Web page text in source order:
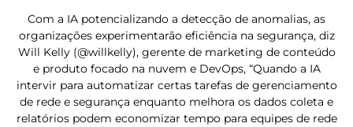
Com a IA potencializando a detecção de anomalias, as
organizações experimentarão eficiência na segurança, diz
Will Kelly (@willkelly), gerente de marketing de conteúdo
e produto focado na nuvem e DevOps, “Quando a IA
intervir para automatizar certas tarefas de gerenciamento
de rede e segurança enquanto melhora os dados coleta e
relatórios podem economizar tempo para equipes de rede